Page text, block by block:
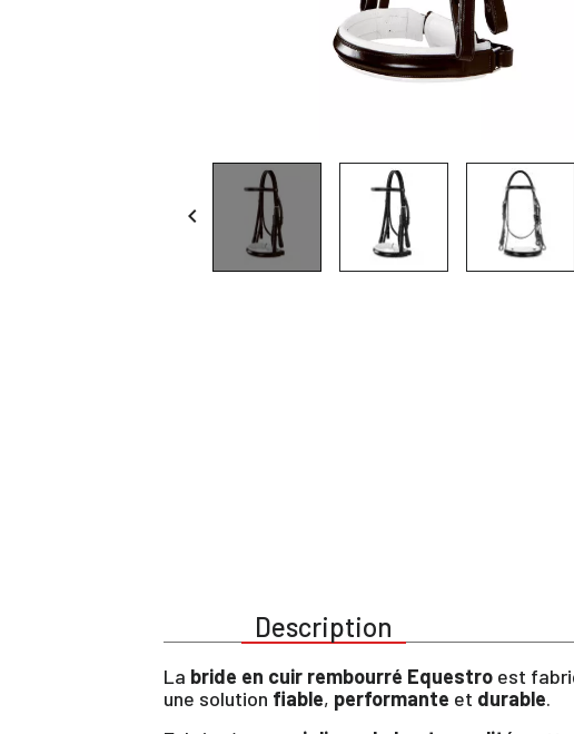

Description
La bride en cuir rembourré Equestro est
une solution fiable, performante et durable.